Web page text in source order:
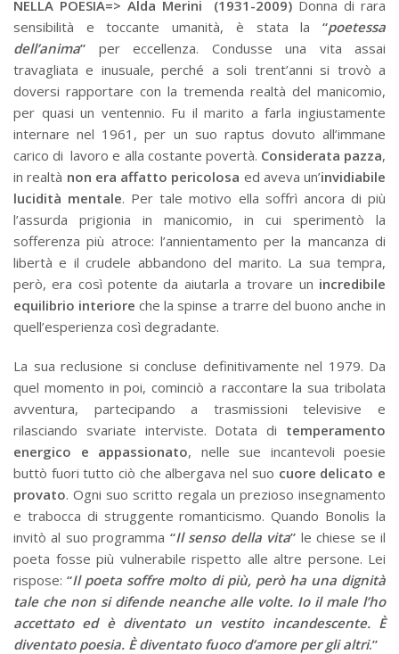
NELLA POESIA=> Alda Merini (1931-2009) Donna di rara
sensibilità e toccante umanità, è stata la “poetessa
dell’anima” per eccellenza. Condusse una vita assai
travagliata e inusuale, perché a soli trent’anni si trovò a
doversi rapportare con la tremenda realtà del manicomio,
per quasi un ventennio. Fu il marito a farla ingiustamente
internare nel 1961, per un suo raptus dovuto all’immane
carico di lavoro e alla costante povertà. Considerata pazza,
in realtà non era affatto pericolosa ed aveva un’invidiabile
lucidità mentale. Per tale motivo ella soffrì ancora di più
l’assurda prigionia in manicomio, in cui sperimentò la
sofferenza più atroce: l’annientamento per la mancanza di
libertà e il crudele abbandono del marito. La sua tempra,
però, era così potente da aiutarla a trovare un incredibile
equilibrio interiore che la spinse a trarre del buono anche in
quell’esperienza così degradante.
La sua reclusione si concluse definitivamente nel 1979. Da
quel momento in poi, cominciò a raccontare la sua tribolata
avventura, partecipando a trasmissioni televisive e
rilasciando svariate interviste. Dotata di temperamento
energico e appassionato, nelle sue incantevoli poesie
buttò fuori tutto ciò che albergava nel suo cuore delicato e
provato. Ogni suo scritto regala un prezioso insegnamento
e trabocca di struggente romanticismo. Quando Bonolis la
invitò al suo programma “Il senso della vita” le chiese se il
poeta fosse più vulnerabile rispetto alle altre persone. Lei
rispose:“Il poeta soffre molto di più, però ha una dignità
tale che non si difende neanche alle volte. Io il male l’ho
accettato ed è diventato un vestito incandescente. È
diventato poesia. Èdiventato fuoco d’amore per gli altri.”